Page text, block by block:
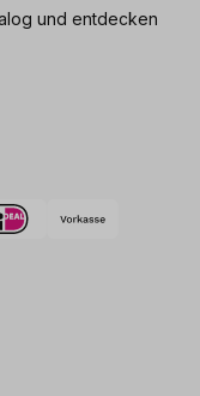
und entdecken